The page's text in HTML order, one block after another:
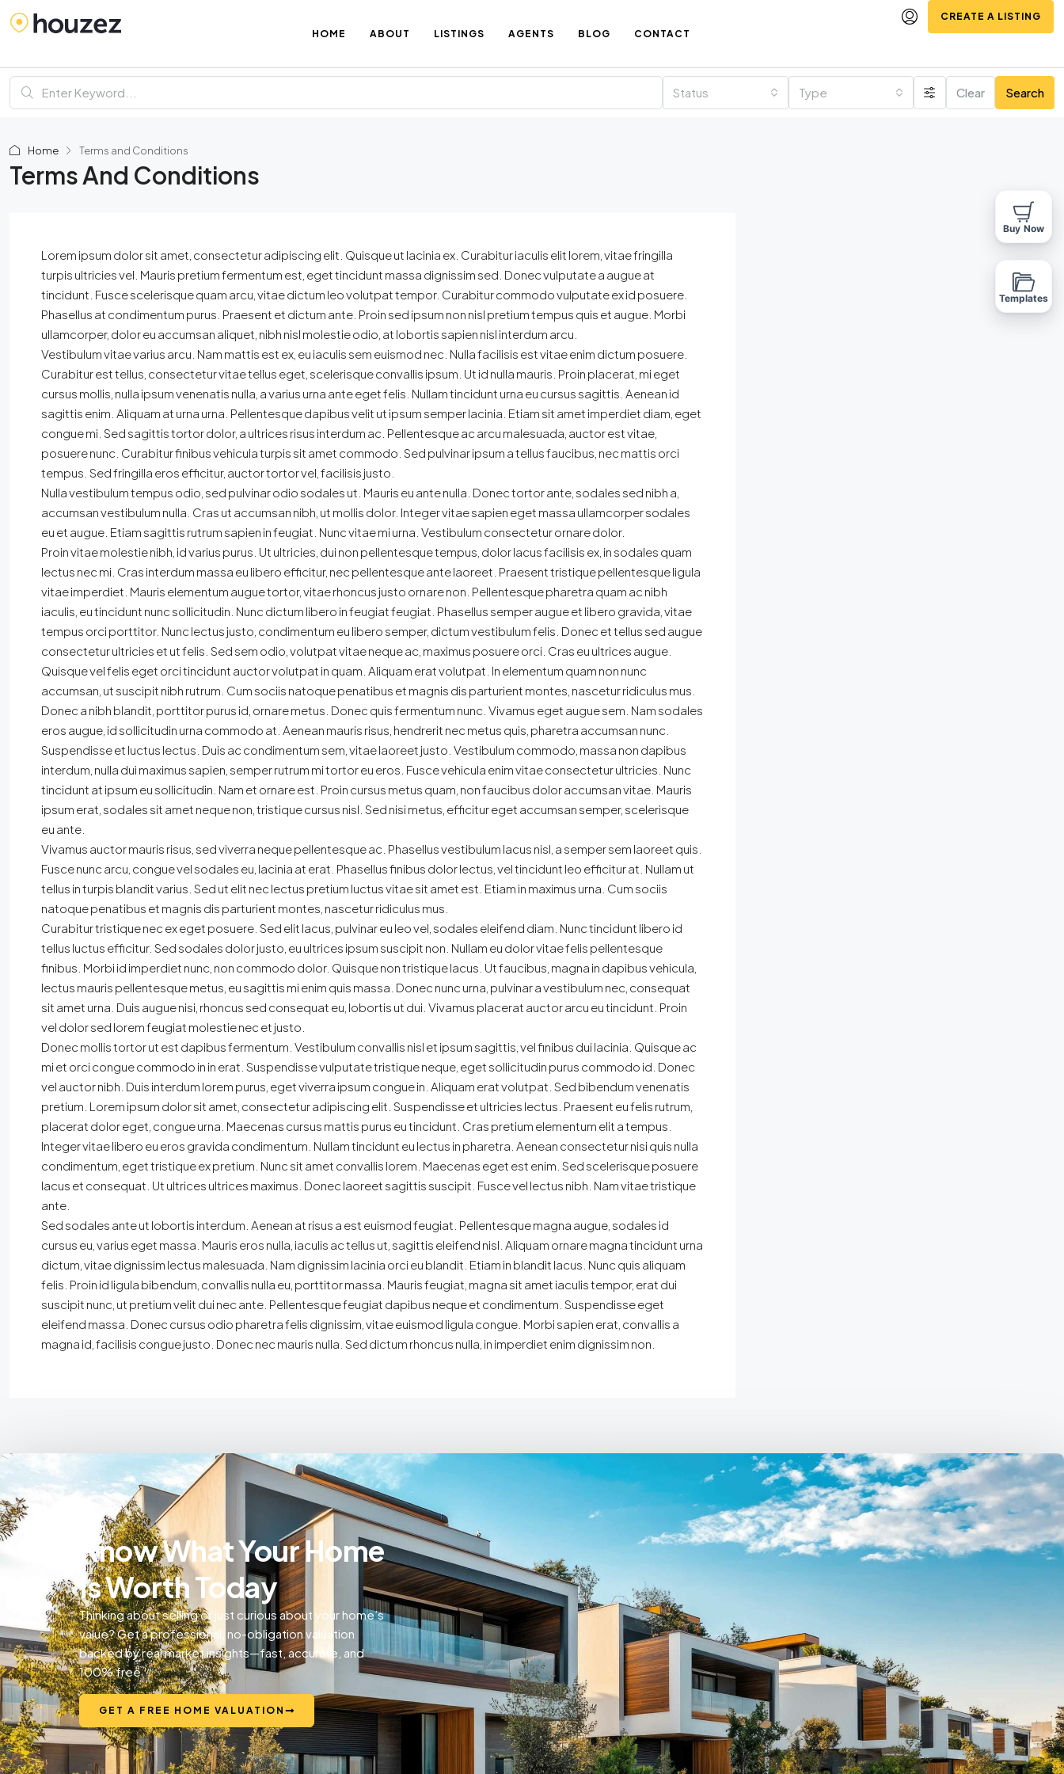
HOME ABOUT LISTINGS AGENTS BLOG CONTACT
CREATE A LISTING
Status Type Clear Search
Home Terms and Conditions
Terms And Conditions
Lorem ipsum dolor sit amet, consectetur adipiscing elit. Quisque ut lacinia ex. Curabitur iaculis elit lorem, vitae fringilla
turpis ultricies vel. Mauris pretium fermentum est, eget tincidunt massa dignissim sed. Donec vulputate a augue at
tincidunt. Fusce scelerisque quam arcu, vitae dictum leo volutpat tempor. Curabitur commodo vulputate ex id posuere.
Phasellus at condimentum purus. Praesent et dictum ante. Proin sed ipsum non nisl pretium tempus quis et augue. Morbi
ullamcorper, dolor eu accumsan aliquet, nibh nisl molestie odio, at lobortis sapien nisl interdum arcu.
Vestibulum vitae varius arcu. Nam mattis est ex, eu iaculis sem euismod nec. Nulla facilisis est vitae enim dictum posuere.
Curabitur est tellus, consectetur vitae tellus eget, scelerisque convallis ipsum. Ut id nulla mauris. Proin placerat, mi eget
cursus mollis, nulla ipsum venenatis nulla, a varius urna ante eget felis. Nullam tincidunt urna eu cursus sagittis. Aenean id
sagittis enim. Aliquam at urna urna. Pellentesque dapibus velit ut ipsum semper lacinia. Etiam sit amet imperdiet diam, eget
congue mi. Sed sagittis tortor dolor, a ultrices risus interdum ac. Pellentesque ac arcu malesuada, auctor est vitae,
posuere nunc. Curabitur finibus vehicula turpis sit amet commodo. Sed pulvinar ipsum a tellus faucibus, nec mattis orci
tempus. Sed fringilla eros efficitur, auctor tortor vel, facilisis justo.
Nulla vestibulum tempus odio, sed pulvinar odio sodales ut. Mauris eu ante nulla. Donec tortor ante, sodales sed nibh a,
accumsan vestibulum nulla. Cras ut accumsan nibh, ut mollis dolor. Integer vitae sapien eget massa ullamcorper sodales
eu et augue. Etiam sagittis rutrum sapien in feugiat. Nunc vitae mi urna. Vestibulum consectetur ornare dolor.
Proin vitae molestie nibh, id varius purus. Ut ultricies, dui non pellentesque tempus, dolor lacus facilisis ex, in sodales quam
lectus nec mi. Cras interdum massa eu libero efficitur, nec pellentesque ante laoreet. Praesent tristique pellentesque ligula
vitae imperdiet. Mauris elementum augue tortor, vitae rhoncus justo ornare non. Pellentesque pharetra quam ac nibh
iaculis, eu tincidunt nunc sollicitudin. Nunc dictum libero in feugiat feugiat. Phasellus semper augue et libero gravida, vitae
tempus orci porttitor. Nunc lectus justo, condimentum eu libero semper, dictum vestibulum felis. Donec et tellus sed augue
consectetur ultricies et ut felis. Sed sem odio, volutpat vitae neque ac, maximus posuere orci. Cras eu ultrices augue.
Quisque vel felis eget orci tincidunt auctor volutpat in quam. Aliquam erat volutpat. In elementum quam non nunc
accumsan, ut suscipit nibh rutrum. Cum sociis natoque penatibus et magnis dis parturient montes, nascetur ridiculus mus.
Donec a nibh blandit, porttitor purus id, ornare metus. Donec quis fermentum nunc. Vivamus eget augue sem. Nam sodales
eros augue, id sollicitudin urna commodo at. Aenean mauris risus, hendrerit nec metus quis, pharetra accumsan nunc.
Suspendisse et luctus lectus. Duis ac condimentum sem, vitae laoreet justo. Vestibulum commodo, massa non dapibus
interdum, nulla dui maximus sapien, semper rutrum mi tortor eu eros. Fusce vehicula enim vitae consectetur ultricies. Nunc
tincidunt at ipsum eu sollicitudin. Nam et ornare est. Proin cursus metus quam, non faucibus dolor accumsan vitae. Mauris
ipsum erat, sodales sit amet neque non, tristique cursus nisl. Sed nisi metus, efficitur eget accumsan semper, scelerisque
eu ante.
Vivamus auctor mauris risus, sed viverra neque pellentesque ac. Phasellus vestibulum lacus nisl, a semper sem laoreet quis.
Fusce nunc arcu, congue vel sodales eu, lacinia at erat. Phasellus finibus dolor lectus, vel tincidunt leo efficitur at. Nullam ut
tellus in turpis blandit varius. Sed ut elit nec lectus pretium luctus vitae sit amet est. Etiam in maximus urna. Cum sociis
natoque penatibus et magnis dis parturient montes, nascetur ridiculus mus.
Curabitur tristique nec ex eget posuere. Sed elit lacus, pulvinar eu leo vel, sodales eleifend diam. Nunc tincidunt libero id
tellus luctus efficitur. Sed sodales dolor justo, eu ultrices ipsum suscipit non. Nullam eu dolor vitae felis pellentesque
finibus. Morbi id imperdiet nunc, non commodo dolor. Quisque non tristique lacus. Ut faucibus, magna in dapibus vehicula,
lectus mauris pellentesque metus, eu sagittis mi enim quis massa. Donec nunc urna, pulvinar a vestibulum nec, consequat
sit amet urna. Duis augue nisi, rhoncus sed consequat eu, lobortis ut dui. Vivamus placerat auctor arcu eu tincidunt. Proin
vel dolor sed lorem feugiat molestie nec et justo.
Donec mollis tortor ut est dapibus fermentum. Vestibulum convallis nisl et ipsum sagittis, vel finibus dui lacinia. Quisque ac
mi et orci congue commodo in in erat. Suspendisse vulputate tristique neque, eget sollicitudin purus commodo id. Donec
vel auctor nibh. Duis interdum lorem purus, eget viverra ipsum congue in. Aliquam erat volutpat. Sed bibendum venenatis
pretium. Lorem ipsum dolor sit amet, consectetur adipiscing elit. Suspendisse et ultricies lectus. Praesent eu felis rutrum,
placerat dolor eget, congue urna. Maecenas cursus mattis purus eu tincidunt. Cras pretium elementum elit a tempus.
Integer vitae libero eu eros gravida condimentum. Nullam tincidunt eu lectus in pharetra. Aenean consectetur nisi quis nulla
condimentum, eget tristique ex pretium. Nunc sit amet convallis lorem. Maecenas eget est enim. Sed scelerisque posuere
lacus et consequat. Ut ultrices ultrices maximus. Donec laoreet sagittis suscipit. Fusce vel lectus nibh. Nam vitae tristique
ante.
Sed sodales ante ut lobortis interdum. Aenean at risus a est euismod feugiat. Pellentesque magna augue, sodales id
cursus eu, varius eget massa. Mauris eros nulla, iaculis ac tellus ut, sagittis eleifend nisl. Aliquam ornare magna tincidunt urna
dictum, vitae dignissim lectus malesuada. Nam dignissim lacinia orci eu blandit. Etiam in blandit lacus. Nunc quis aliquam
felis. Proin id ligula bibendum, convallis nulla eu, porttitor massa. Mauris feugiat, magna sit amet iaculis tempor, erat dui
suscipit nunc, ut pretium velit dui nec ante. Pellentesque feugiat dapibus neque et condimentum. Suspendisse eget
eleifend massa. Donec cursus odio pharetra felis dignissim, vitae euismod ligula congue. Morbi sapien erat, convallis a
magna id, facilisis congue justo. Donec nec mauris nulla. Sed dictum rhoncus nulla, in imperdiet enim dignissim non.
Know What Your Home
Is Worth Today
Thinking about selling or just curious about your home’s
value? Get a professional, no-obligation valuation
backed by real market insights—fast, accurate, and
100% free.
GET A FREE HOME VALUATION
Buy Now
Templates